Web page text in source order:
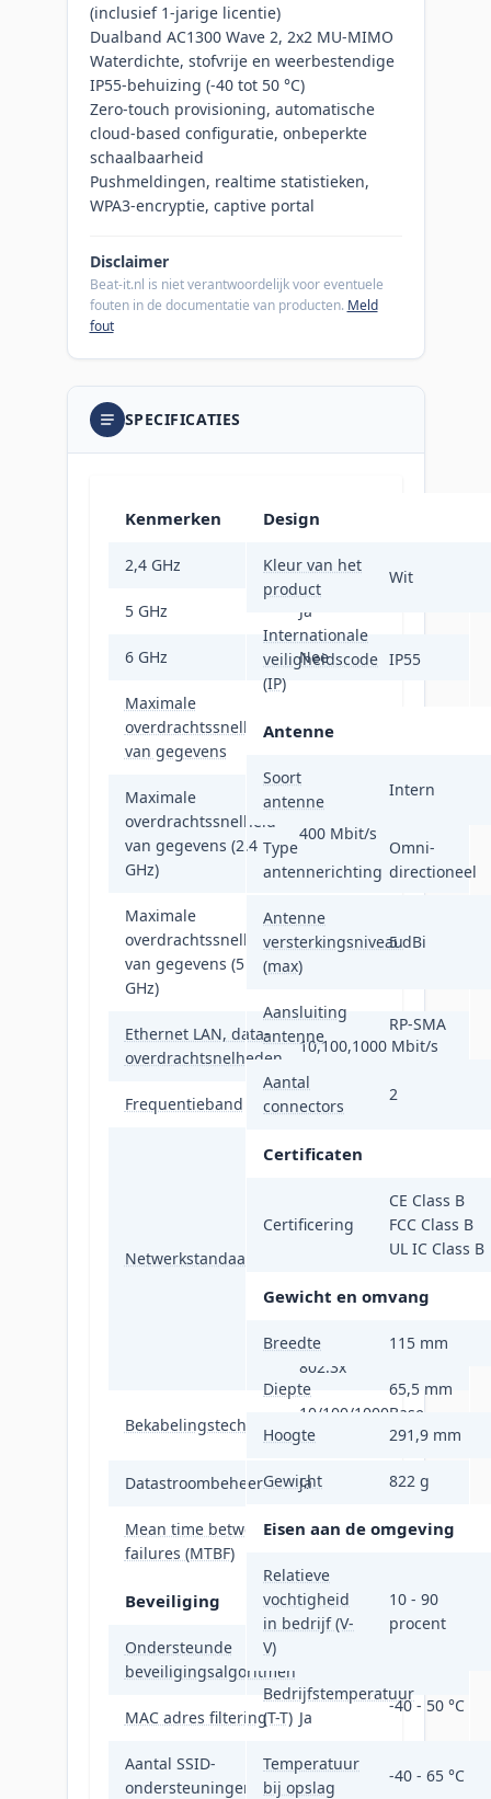
(inclusief 1-jarige licentie)
Dualband AC1300 Wave 2, 2x2 MU-MIMO
Waterdichte, stofvrije en weerbestendige
IP55-behuizing (-40 tot 50 °C)
Zero-touch provisioning, automatische
cloud-based configuratie, onbeperkte
schaalbaarheid
Pushmeldingen, realtime statistieken,
WPA3-encryptie, captive portal
Disclaimer
Beat-it.nl is niet verantwoordelijk voor eventuele
fouten in de documentatie van producten. Meld
fout
SPECIFICATIES
Kenmerken
2,4 GHz Ja
5 GHz Ja
6 GHz Nee
Maximale
overdrachtssnelheid
van gegevens
1267 Mbit/s
Maximale
overdrachtssnelheid
van gegevens (2.4
GHz)
400 Mbit/s
Maximale
overdrachtssnelheid
van gegevens (5
GHz)
867 Mbit/s
Ethernet LAN, data-
overdrachtsnelheden
10,100,1000 Mbit/s
Frequentieband 2.4 - 5 GHz
Netwerkstandaard
IEEE 802.11a, IEEE
802.11b, IEEE
802.11g, IEEE
802.11n, IEEE
802.3af, IEEE
IEEE 802.3u, IEEE
802.3x
Bekabelingstechnologie
10/100/1000Base-
T(X)
Datastroombeheer Ja
Mean time between
failures (MTBF)
1142136 uur
Beveiliging
Ondersteunde
beveiligingsalgoritmen
MAC adres filtering Ja
Aantal SSID-
ondersteuningen
16
Design
Kleur van het
product
Wit
Internationale
veiligheidscode
(IP)
IP55
Antenne
Soort
antenne
Intern
Type
antennerichting
Omni-
directioneel
Antenne
versterkingsniveau
(max)
5 dBi
Aansluiting
antenne
RP-SMA
Aantal
connectors
2
Certificaten
Certificering
CE Class B
FCC Class B
UL IC Class B
Gewicht en omvang
Breedte 115 mm
Diepte 65,5 mm
Hoogte 291,9 mm
Gewicht 822 g
Eisen aan de omgeving
Relatieve
vochtigheid
in bedrijf (V-
V)
10 - 90
procent
Bedrijfstemperatuur
(T-T)
-40 - 50 °C
Temperatuur
bij opslag
-40 - 65 °C